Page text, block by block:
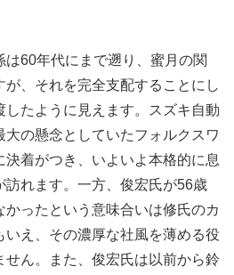
は60年代にまで遡り、蜜月の関
、それを完全支配することにし
したように見えます。スズキ自動
の懸念としていたフォルクスワ
着がつき、いよいよ本格的に息
訪れます。一方、俊宏氏が56歳
ったという意味合いは修氏のカ
いえ、その濃厚な社風を薄める役
せん。また、俊宏氏は以前から鈴